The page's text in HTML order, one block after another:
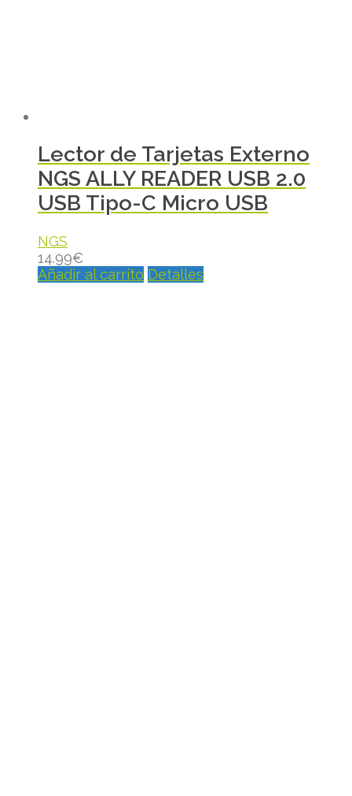
Lector de Tarjetas Externo
NGS ALLY READER USB 2.0
USB Tipo-C Micro USB
NGS
14.99€
Añadir al carrito Detalles